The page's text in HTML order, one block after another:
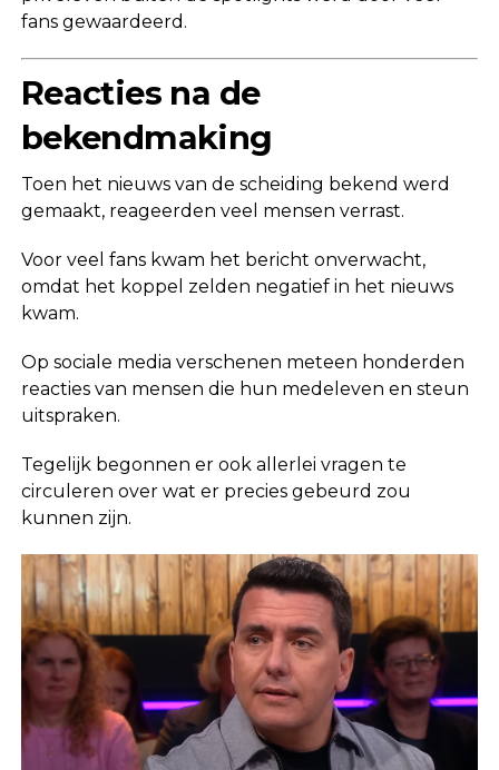
fans gewaardeerd.
Reacties na de
bekendmaking
Toen het nieuws van de scheiding bekend werd
gemaakt, reageerden veel mensen verrast.
Voor veel fans kwam het bericht onverwacht,
omdat het koppel zelden negatief in het nieuws
kwam.
Op sociale media verschenen meteen honderden
reacties van mensen die hun medeleven en steun
uitspraken.
Tegelijk begonnen er ook allerlei vragen te
circuleren over wat er precies gebeurd zou
kunnen zijn.